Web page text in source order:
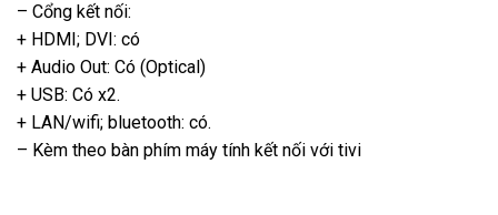
– Cổng kết nối:
+ HDMI; DVI: có
+ Audio Out: Có (Optical)
+ USB: Có x2.
+ LAN/wifi; bluetooth: có.
– Kèm theo bàn phím máy tính kết nối với tivi